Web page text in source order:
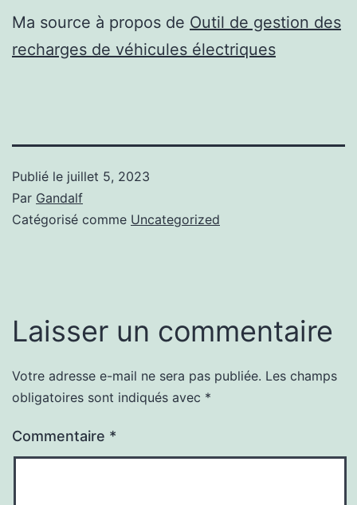
Ma source à propos de Outil de gestion des
recharges de véhicules électriques
Publié le juillet 5, 2023
Par Gandalf
Catégorisé comme Uncategorized
Laisser un commentaire
Votre adresse e-mail ne sera pas publiée. Les champs
obligatoires sont indiqués avec *
Commentaire *